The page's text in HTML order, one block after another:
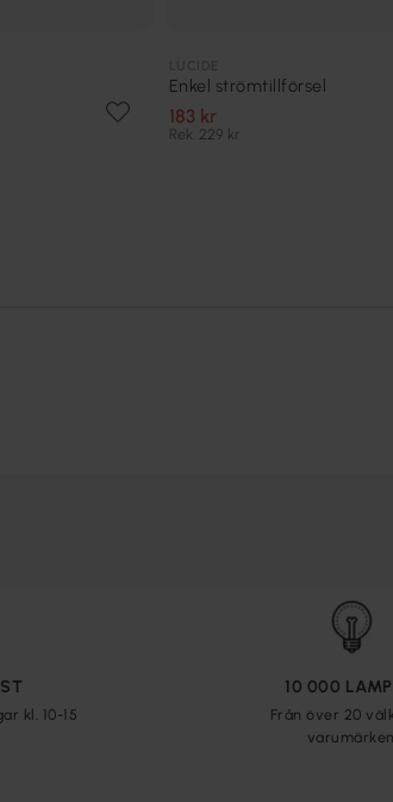
Enkel strömtillförsel
183 kr
Rek. 229 kr
kl. 10-15
10 000
Från över 20
varumärken